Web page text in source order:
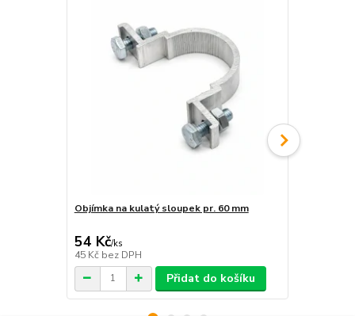
Objímka na kulatý sloupek pr. 60 mm
54 Kč/ks
45 Kč bez DPH
Přidat do košíku